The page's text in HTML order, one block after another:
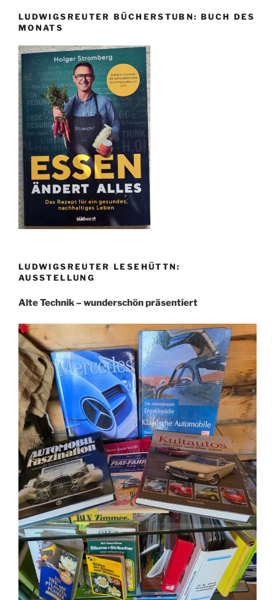
LUDWIGSREUTER BÜCHERSTUBN: BUCH DES
MONATS
LUDWIGSREUTER LESEHÜTTN:
AUSSTELLUNG
Alte Technik – wunderschön präsentiert